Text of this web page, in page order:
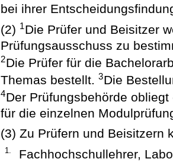
bei ihrer
(2) 1Die Prüfer und Beisitzer
Prüfungsausschuss zu
2Die Prüfer für die
Themas bestellt.3Die
4Der Prüfungsbehörde
für die einzelnen
(3) Zu Prüfern und Beisitzern
1.
Fachhochschullehrer,